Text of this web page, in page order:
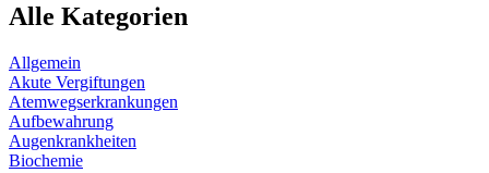
Alle Kategorien
Allgemein
Akute Vergiftungen
Atemwegserkrankungen
Aufbewahrung
Augenkrankheiten
Biochemie